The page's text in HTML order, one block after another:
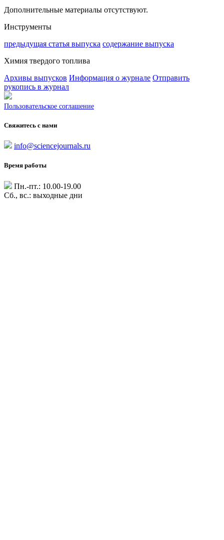
Дополнительные материалы отсутствуют.
Инструменты
предыдущая статья выпуска содержание выпуска
Химия твердого топлива
Архивы выпусков Информация о журнале Отправить
рукопись в журнал
Пользовательское соглашение
Свяжитесь с нами
info@sciencejournals.ru
Время работы
Пн.-пт.: 10.00-19.00
Сб., вс.: выходные дни